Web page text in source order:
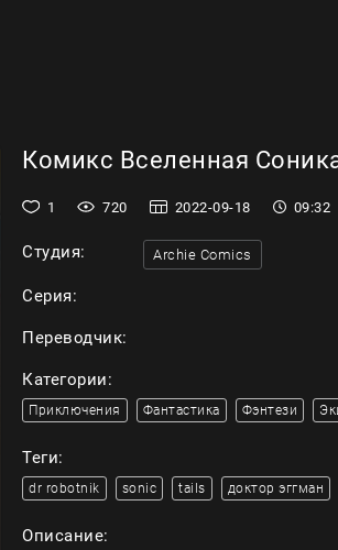
Комикс Вселенная
1 720 2022-09-18 09:32
Студия: Archie Comics
Серия:
Переводчик:
Категории:
Приключения Фантастика Фэнтези
Теги:
dr robotnik sonic tails доктор эггман
Описание: